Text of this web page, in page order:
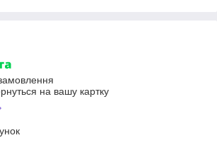
на вашу картку